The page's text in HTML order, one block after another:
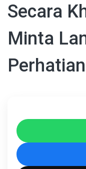
Secara
Minta